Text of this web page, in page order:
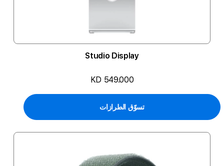
Studio Display
KD 549.000
تسوّق الطرازات